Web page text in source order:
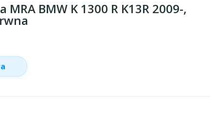
BMW K 1300 R K13R 2009-,